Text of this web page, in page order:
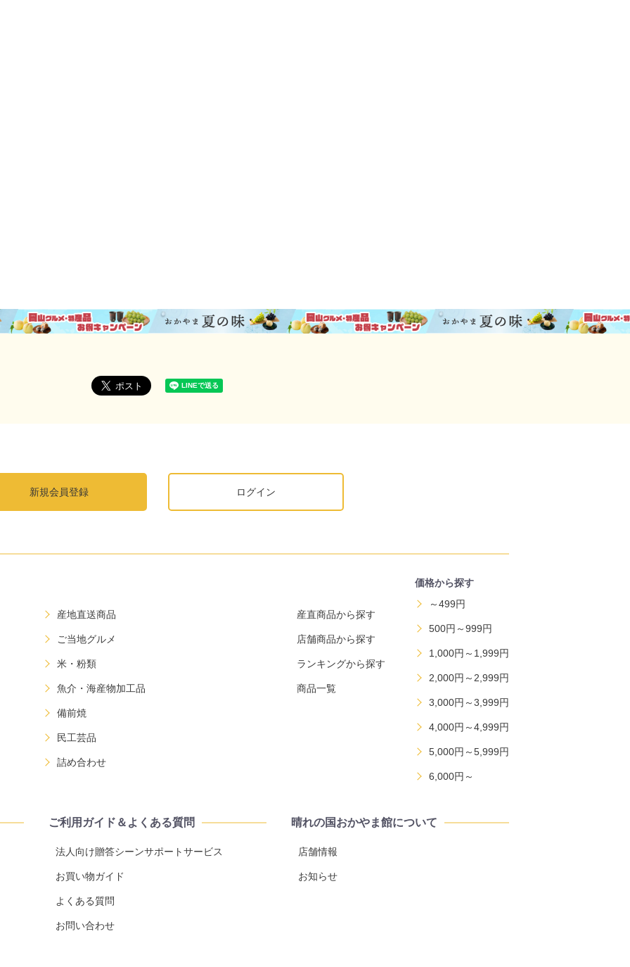
新規会員登録 ログイン
産地直送商品
ご当地グルメ
米・粉類
魚介・海産物加工品
備前焼
民工芸品
詰め合わせ
産直商品から探す
店舗商品から探す
ランキングから探す
商品一覧
価格から探す
～499円
500円～999円
1,000円～1,999円
2,000円～2,999円
3,000円～3,999円
4,000円～4,999円
5,000円～5,999円
6,000円～
ご利用ガイド＆よくある質問
法人向け贈答シーンサポートサービス
お買い物ガイド
よくある質問
お問い合わせ
晴れの国おかやま館について
店舗情報
お知らせ